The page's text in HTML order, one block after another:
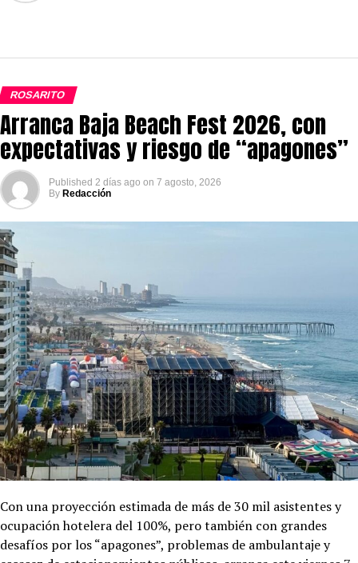
ROSARITO
Arranca Baja Beach Fest 2026, con
expectativas y riesgo de “apagones”
Published 2 días ago on 7 agosto, 2026
By Redacción
Con una proyección estimada de más de 30 mil asistentes y
ocupación hotelera del 100%, pero también con grandes
desafíos por los “apagones”, problemas de ambulantaje y